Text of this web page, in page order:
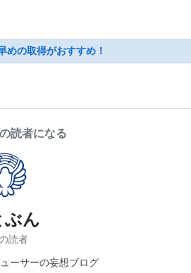
めの取得がおすすめ！
読者になる
ぶん
読者
ーサーの妄想ブログ